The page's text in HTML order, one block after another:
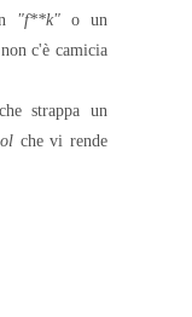
"f**k" o un
c'è camicia
che strappa un
che vi rende